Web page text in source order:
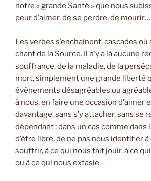
notre « grande Santé » que nous
peur d’aimer, de se perdre, de mourir…
Les verbes s’enchaînent, cascades où
chant de la Source. Il n’y a là aucune
souffrance, de la maladie, de la
mort, simplement une grande liberté
évènements désagréables ou
à nous, en faire une occasion d’aimer
davantage, sans s’y attacher, sans se
dépendant ; dans un cas comme dans
d’être libre, de ne pas nous identifier
souffrir, à ce qui nous fait jouir, à ce
ou à ce qui nous extasie.